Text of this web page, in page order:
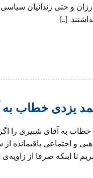
و حتی زندانیان
[…]
یزدی خطاب به
خطاب به آقای شبیری
و اجتماعی باقیمانده
تا اینکه صرفا از